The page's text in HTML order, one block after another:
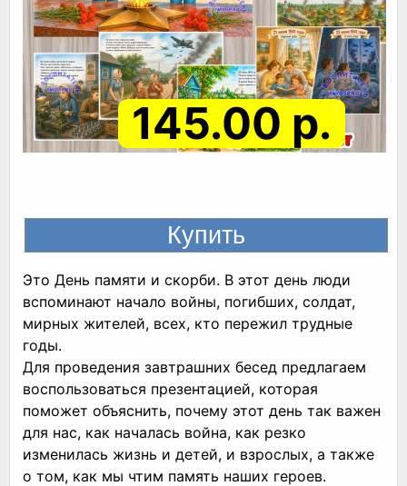
145.00 р.
Это День памяти и скорби. В этот день люди
вспоминают начало войны, погибших, солдат,
мирных жителей, всех, кто пережил трудные
годы.
Для проведения завтрашних бесед предлагаем
воспользоваться презентацией, которая
поможет объяснить, почему этот день так важен
для нас, как началась война, как резко
изменилась жизнь и детей, и взрослых, а также
о том, как мы чтим память наших героев.